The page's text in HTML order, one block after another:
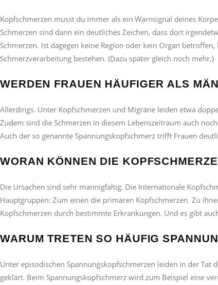
Kopfschmerzen musst du immer als ein Warnsignal deines
Schmerzen sind dann ein deutliches Zeichen, dass dort
Schmerzen. Ist dagegen keine Region oder kein Organ
Schmerzverarbeitung bestehen. (Dazu später gleich noch mehr.)
WERDEN FRAUEN HÄUFIGER ALS
Allerdings. Unter Kopfschmerzen und Migräne leiden etwa
Zudem sind die Schmerzen in diesem Lebenszeitraum auch
Auch der so genannte Spannungskopfschmerz trifft Frauen
WORAN KÖNNEN DIE
Die Ursachen sind sehr mannigfaltig. Die Internationale
Hauptgruppen: Zum einen die primären Kopfschmerzen. Zu
Kopfschmerzen durch bestimmte Erkrankungen. Und es gibt
WARUM TRETEN SO HÄUFIG
Unter episodischen Spannungskopfschmerzen leiden in der
geklärt. Beim Spannungskopfschmerz wird zum Beispiel eine